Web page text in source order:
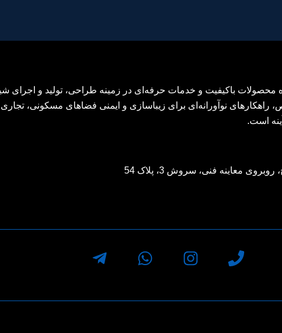
محصولات باکیفیت و خدمات حرفه‌ای در زمینه طراحی، تولید و اجرای
نوآورانه‌ای برای زیباسازی و ایمنی فضاهای مسکونی،
است.
معاینه فنی، سروش 3، پلاک 54